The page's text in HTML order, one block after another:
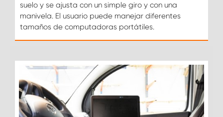
suelo y se ajusta con un simple giro y con una
manivela. El usuario puede manejar diferentes
tamaños de computadoras portátiles.